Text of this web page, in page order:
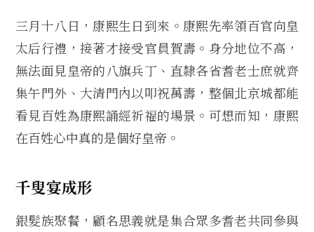
三月十八日，康熙生日到來。康熙先率領百官向皇
太后行禮，接著才接受官員賀壽。身分地位不高，
無法面見皇帝的八旗兵丁、直隸各省耆老士庶就齊
集午門外、大清門內以叩祝萬壽，整個北京城都能
看見百姓為康熙誦經祈福的場景。可想而知，康熙
在百姓心中真的是個好皇帝。
千叟宴成形
銀髮族聚餐，顧名思義就是集合眾多耆老共同參與